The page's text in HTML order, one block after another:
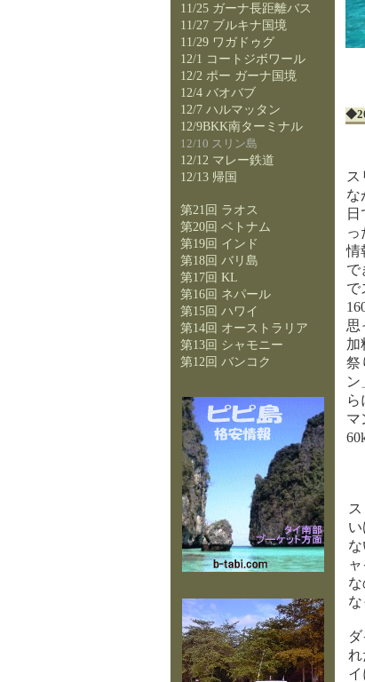
11/25 ガーナ長距離バス
11/27 ブルキナ国境
11/29 ワガドゥグ
12/1 コートジボワール
12/2 ポー ガーナ国境
12/4 バオバブ
12/7 ハルマッタン
12/9BKK南ターミナル
12/10 スリン島
12/12 マレー鉄道
12/13 帰国
第21回 ラオス
第20回 ベトナム
第19回 インド
第18回 バリ島
第17回 KL
第16回 ネパール
第15回 ハワイ
第14回 オーストラリア
第13回 シャモニー
第12回 バンコク
ス
な
っ
情
で
で
思
加
祭
ン
ら
マ